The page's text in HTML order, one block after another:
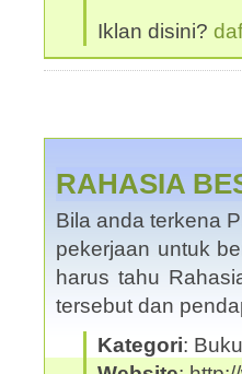
Iklan disini?
RAHASIA
Bila anda terkena
pekerjaan untuk
harus tahu
tersebut dan
Kategori: